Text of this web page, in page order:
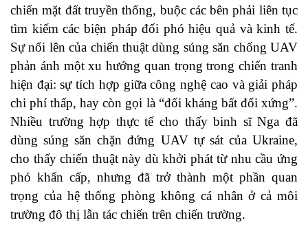
chiến mặt đất truyền thống, buộc các bên phải liên tục
tìm kiếm các biện pháp đối phó hiệu quả và kinh tế.
Sự nổi lên của chiến thuật dùng súng săn chống UAV
phản ánh một xu hướng quan trọng trong chiến tranh
hiện đại: sự tích hợp giữa công nghệ cao và giải pháp
chi phí thấp, hay còn gọi là “đối kháng bất đối xứng”.
Nhiều trường hợp thực tế cho thấy binh sĩ Nga đã
dùng súng săn chặn đứng UAV tự sát của Ukraine,
cho thấy chiến thuật này dù khởi phát từ nhu cầu ứng
phó khẩn cấp, nhưng đã trở thành một phần quan
trọng của hệ thống phòng không cá nhân ở cả môi
trường đô thị lẫn tác chiến trên chiến trường.